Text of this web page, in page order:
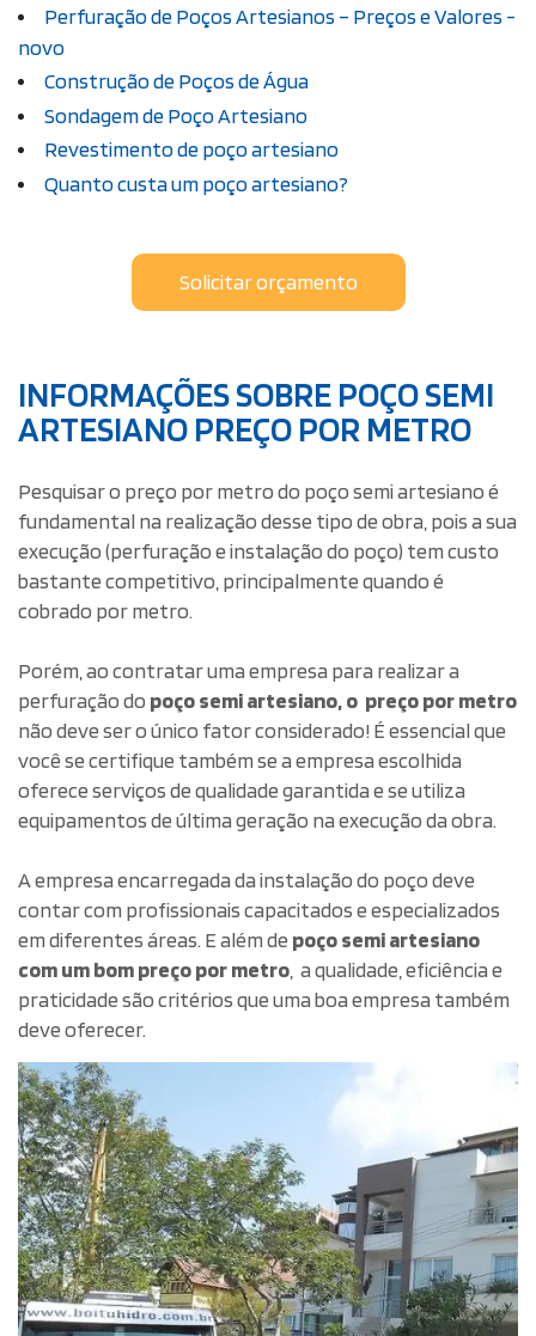
Perfuração de Poços Artesianos – Preços e Valores -
novo
Construção de Poços de Água
Sondagem de Poço Artesiano
Revestimento de poço artesiano
Quanto custa um poço artesiano?
Solicitar orçamento
INFORMAÇÕES SOBRE POÇO SEMI
ARTESIANO PREÇO POR METRO
Pesquisar o preço por metro do poço semi artesiano é
fundamental na realização desse tipo de obra, pois a sua
execução (perfuração e instalação do poço) tem custo
bastante competitivo, principalmente quando é
cobrado por metro.
Porém, ao contratar uma empresa para realizar a
perfuração do poço semi artesiano, o preço por metro
não deve ser o único fator considerado! É essencial que
você se certifique também se a empresa escolhida
oferece serviços de qualidade garantida e se utiliza
equipamentos de última geração na execução da obra.
A empresa encarregada da instalação do poço deve
contar com profissionais capacitados e especializados
em diferentes áreas. E além de poço semi artesiano
com um bom preço por metro , a qualidade, eficiência e
praticidade são critérios que uma boa empresa também
deve oferecer.